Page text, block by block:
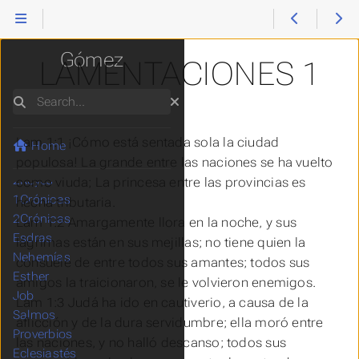
LAMENTACIONES 1
Lam 1:1 ¡Cómo está sentada sola la ciudad
populosa! La grande entre las naciones se ha vuelto
como viuda; La princesa entre las provincias es
hecha tributaria.
Lam 1:2 Amargamente llora en la noche, y sus
lágrimas están en sus mejillas; no tiene quien la
consuele de entre todos sus amantes; todos sus
amigos la traicionaron, se le volvieron enemigos.
Lam 1:3 Judá ha ido en cautiverio, a causa de la
aflicción y de la dura servidumbre; ella moró entre
las naciones, y no halló descanso; todos sus
Reina Valera
Gómez
Search
Home
Levítico
Números
Jueces
Ruth
2Samuel
2Reyes
1Crónicas
2Crónicas
Esdras
Nehemías
Esther
Job
Salmos
Proverbios
Eclesiastés